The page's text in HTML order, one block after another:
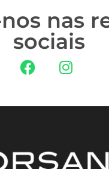
nas
sociais